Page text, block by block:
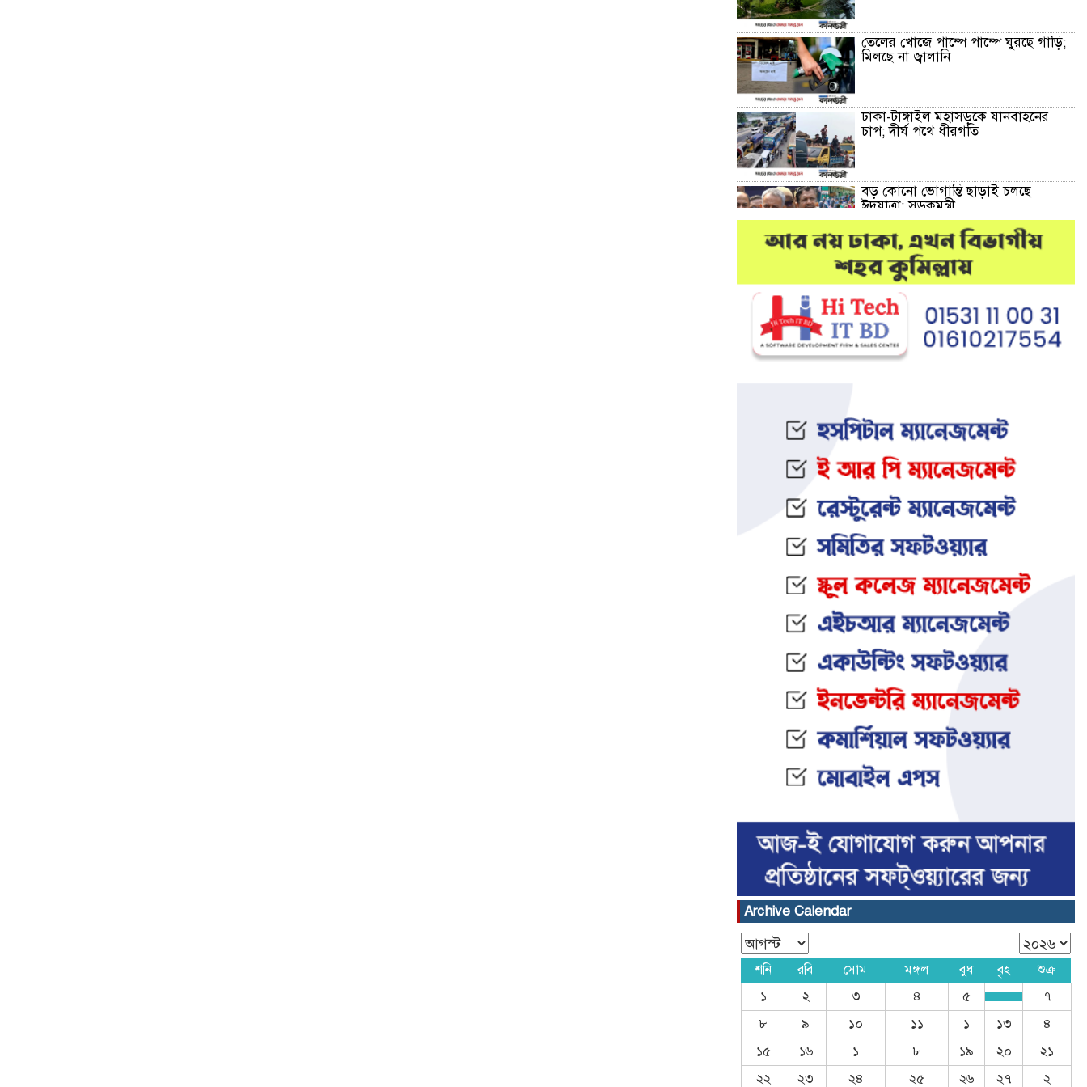
তেলের খোঁজে পাম্পে পাম্পে ঘুরছে গাড়ি;
মিলছে না জ্বালানি
ঢাকা-টাঙ্গাইল মহাসড়কে যানবাহনের
চাপ; দীর্ঘ পথে ধীরগতি
বড় কোনো ভোগান্তি ছাড়াই চলছে
ঈদযাত্রা: সড়কমন্ত্রী
মেলান্দহে উপবৃত্তি কেলেঙ্কারি:
অভিভাবকের জায়গায় শিক্ষকের ব্যাংক
হিসাব
দেশে আবারও উদ্ধার হলো ভয়ংকর
মাদক: ক্রিস্টাল মেথ ও এলএসডি
ইফতার অনুষ্ঠানকে কেন্দ্র করে বিএনপি–
জামায়াত সংঘর্ষ: আহত ৮
তিনজনের মৃত্যুদণ্ড
করে যুবকের আত্মহ ত্যা
Archive Calendar
শনি রবি সোম মঙ্গল বুধ বৃহ
শুক্র
১
২ ৩ ৪ ৫
৭
৮
৯ ১০ ১১ ১ ১৩
৪
১৫
১৬ ১ ৮ ১৯ ২০
২১
২২
২৩ ২৪ ২৫ ২৬ ২৭ ২